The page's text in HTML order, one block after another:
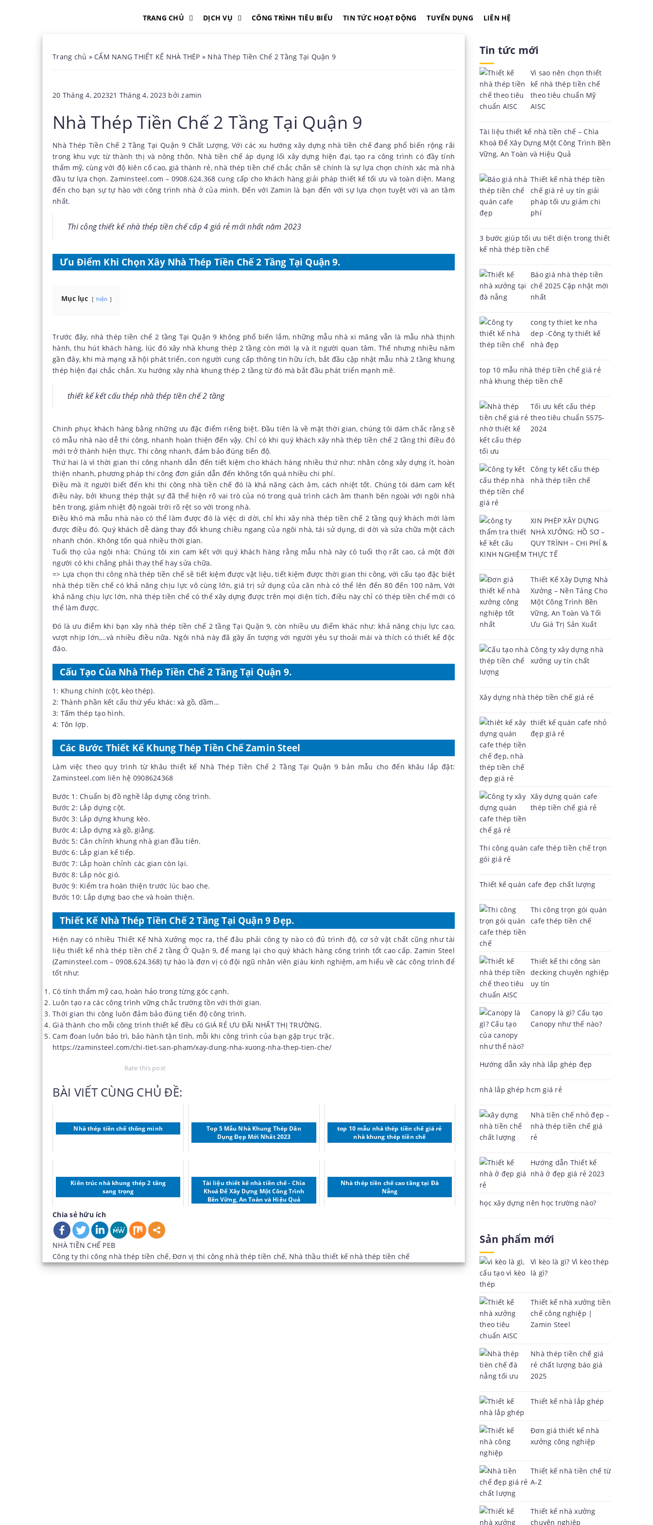
TRANG CHỦ DỊCH VỤ CÔNG TRÌNH TIÊU BIỂU TIN TỨC HOẠT ĐỘNG TUYỂN DỤNG LIÊN HỆ
Trang chủ » CẨM NANG THIẾT KẾ NHÀ THÉP » Nhà Thép Tiền Chế 2 Tầng Tại Quận 9
Đăng
20 Tháng 4, 202321 Tháng 4, 2023 bởizamin
Nhà Thép Tiền Chế 2 Tầng Tại Quận 9
Nhà Thép Tiền Chế 2 Tầng Tại Quận 9 Chất Lượng, Với các xu hướng xây dựng nhà tiền chế đang phổ biến rộng rãi
trong khu vực từ thành thị và nông thôn. Nhà tiền chế áp dụng lối xây dựng hiện đại, tạo ra công trình có đầy tính
thẩm mỹ, cùng với độ kiên cố cao, giá thành rẻ, nhà thép tiền chế chắc chắn sẽ chính là sự lựa chọn chính xác mà nhà
đầu tư lựa chọn. Zaminsteel.com – 0908.624.368 cung cấp cho khách hàng giải pháp thiết kế tối ưu và toàn diện. Mang
đến cho bạn sự tự hào với công trình nhà ở của mình. Đến với Zamin là bạn đến với sự lựa chọn tuyệt vời và an tâm
nhất.
Thi công thiết kế nhà thép tiền chế cấp 4 giá rẻ mới nhất năm 2023
Ưu Điểm Khi Chọn Xây Nhà Thép Tiền Chế 2 Tầng Tại Quận 9.
Mục lục hiện
Trước đây, nhà thép tiền chế 2 tầng Tại Quận 9 không phổ biến lắm, những mẫu nhà xi măng vẫn là mẫu nhà thịnh
hành, thu hút khách hàng, lúc đó xây nhà khung thép 2 tầng còn mới lạ và ít người quan tâm. Thế nhưng nhiều năm
gần đây, khi mà mạng xã hội phát triển, con người cung cấp thông tin hữu ích, bắt đầu cập nhật mẫu nhà 2 tầng khung
thép hiện đại chắc chắn. Xu hướng xây nhà khung thép 2 tầng từ đó mà bắt đầu phát triển mạnh mẽ.
thiết kế kết cấu thép nhà thép tiền chế 2 tầng
Chinh phục khách hàng bằng những ưu đặc điểm riêng biệt. Đầu tiên là về mặt thời gian, chúng tôi dám chắc rằng sẽ
có mẫu nhà nào dễ thi công, nhanh hoàn thiện đến vậy. Chỉ có khi quý khách xây nhà thép tiền chế 2 tầng thì điều đó
mới trở thành hiện thực. Thi công nhanh, đảm bảo đúng tiến độ.
Thứ hai là vì thời gian thi công nhanh dẫn đến tiết kiệm cho khách hàng nhiều thứ như: nhân công xây dựng ít, hoàn
thiện nhanh, phương pháp thi công đơn giản dẫn đến không tốn quá nhiều chi phí.
Điều mà ít người biết đến khi thi công nhà tiền chế đó là khả năng cách âm, cách nhiệt tốt. Chúng tôi dám cam kết
điều này, bởi khung thép thật sự đã thể hiện rõ vai trò của nó trong quá trình cách âm thanh bên ngoài với ngôi nhà
bên trong, giảm nhiệt độ ngoài trời rõ rệt so với trong nhà.
Điều khó mà mẫu nhà nào có thể làm được đó là việc di dời, chỉ khi xây nhà thép tiền chế 2 tầng quý khách mới làm
được điều đó. Quý khách dễ dàng thay đổi khung chiều ngang của ngôi nhà, tái sử dụng, di dời và sửa chữa một cách
nhanh chón. Không tốn quá nhiều thời gian.
Tuổi thọ của ngôi nhà: Chúng tôi xin cam kết với quý khách hàng rằng mẫu nhà này có tuổi thọ rất cao, cả một đời
người có khi chẳng phải thay thế hay sửa chữa.
=> Lựa chọn thi công nhà thép tiền chế sẽ tiết kiệm được vật liệu, tiết kiệm được thời gian thi công, với cấu tạo đặc biệt
nhà thép tiền chế có khả năng chịu lực vô cùng lớn, giá trị sử dụng của căn nhà có thể lên đến 80 đến 100 năm, Với
khả năng chịu lực lớn, nhà thép tiền chế có thể xây dựng được trên mọi diện tích, điều này chỉ có thép tiền chế mới có
thể làm được.
Đó là ưu điểm khi bạn xây nhà thép tiền chế 2 tầng Tại Quận 9, còn nhiều ưu điểm khác như: khả năng chịu lực cao,
vượt nhịp lớn,…và nhiều điều nữa. Ngôi nhà này đã gây ấn tượng với người yêu sự thoải mái và thích có thiết kế độc
đáo.
Cấu Tạo Của Nhà Thép Tiền Chế 2 Tầng Tại Quận 9.
1: Khung chính (cột, kèo thép).
2: Thành phần kết cấu thứ yếu khác: xà gồ, dầm…
3: Tấm thép tạo hình.
4: Tôn lợp.
Các Bước Thiết Kế Khung Thép Tiền Chế Zamin Steel
Làm việc theo quy trình từ khâu thiết kế Nhà Thép Tiền Chế 2 Tầng Tại Quận 9 bản mẫu cho đến khâu lắp đặt:
Zaminsteel.com liên hệ 0908624368
Bước 1: Chuẩn bị đồ nghề lắp dựng công trình.
Bước 2: Lắp dựng cột.
Bước 3: Lắp dựng khung kèo.
Bước 4: Lắp dựng xà gồ, giằng.
Bước 5: Cân chỉnh khung nhà gian đầu tiên.
Bước 6: Lắp gian kế tiếp.
Bước 7: Lắp hoàn chỉnh các gian còn lại.
Bước 8: Lắp nóc gió.
Bước 9: Kiểm tra hoàn thiện trước lúc bao che.
Bước 10: Lắp dựng bao che và hoàn thiện.
Thiết Kế Nhà Thép Tiền Chế 2 Tầng Tại Quận 9 Đẹp.
Hiện nay có nhiều Thiết Kế Nhà Xưởng mọc ra, thế đâu phải công ty nào có đủ trình độ, cơ sở vật chất cũng như tài
liệu thiết kế nhà thép tiền chế 2 tầng Ở Quận 9, để mang lại cho quý khách hàng công trình tốt cao cấp. Zamin Steel
(Zaminsteel.com – 0908.624.368) tự hào là đơn vị có đội ngũ nhân viên giàu kinh nghiệm, am hiểu về các công trình để
tốt như:
Có tính thẩm mỹ cao, hoàn hảo trong từng góc cạnh.
Luôn tạo ra các công trình vững chắc trường tồn với thời gian.
Thời gian thi công luôn đảm bảo đúng tiến độ công trình.
Giá thành cho mỗi công trình thiết kế đều có GIÁ RẺ ƯU ĐÃI NHẤT THỊ TRƯỜNG.
Cam đoan luôn bảo trì, bảo hành tận tình, mỗi khi công trình của bạn gặp trục trặc.
https://zaminsteel.com/chi-tiet-san-pham/xay-dung-nha-xuong-nha-thep-tien-che/
Rate this post
BÀI VIẾT CÙNG CHỦ ĐỀ:
Nhà thép tiền chế thông minh
Top 5 Mẫu Nhà Khung Thép Dân
Dụng Đẹp Mới Nhất 2023
top 10 mẫu nhà thép tiền chế giá rẻ
nhà khung thép tiền chế
Kiến trúc nhà khung thép 2 tầng
sang trọng
Tài liệu thiết kế nhà tiền chế - Chìa
Khoá Để Xây Dựng Một Công Trình
Bền Vững, An Toàn và Hiệu Quả
Nhà thép tiền chế cao tầng tại Đà
Nẵng
Chia sẻ hữu ích
Danh
mục:
NHÀ TIỀN CHẾ PEB
Tag:
Công ty thi công nhà thép tiền chế, Đơn vị thi công nhà thép tiền chế, Nhà thầu thiết kế nhà thép tiền chế
Tin tức mới
Vì sao nên chọn thiết
kế nhà thép tiền chế
theo tiêu chuẩn Mỹ
AISC
Tài liệu thiết kế nhà tiền chế – Chìa
Khoá Để Xây Dựng Một Công Trình Bền
Vững, An Toàn và Hiệu Quả
Thiết kế nhà thép tiền
chế giá rẻ uy tín giải
pháp tối ưu giảm chi
phí
3 bước giúp tối ưu tiết diện trong thiết
kế nhà thép tiền chế
Báo giá nhà thép tiền
chế 2025 Cập nhật mới
nhất
cong ty thiet ke nha
dep -Công ty thiết kế
nhà đẹp
top 10 mẫu nhà thép tiền chế giá rẻ
nhà khung thép tiền chế
Tối ưu kết cấu thép
theo tiêu chuẩn 5575-
2024
Công ty kết cấu thép
nhà thép tiền chế
XIN PHÉP XÂY DỰNG
NHÀ XƯỞNG: HỒ SƠ –
QUY TRÌNH – CHI PHÍ &
KINH NGHIỆM THỰC TẾ
Thiết Kế Xây Dựng Nhà
Xưởng – Nền Tảng Cho
Một Công Trình Bền
Vững, An Toàn Và Tối
Ưu Giá Trị Sản Xuất
Công ty xây dựng nhà
xưởng uy tín chất
lượng
Xây dựng nhà thép tiền chế giá rẻ
thiết kế quán cafe nhỏ
đẹp giá rẻ
Xây dựng quán cafe
thép tiền chế giá rẻ
Thi công quán cafe thép tiền chế trọn
gói giá rẻ
Thiết kế quán cafe đẹp chất lượng
Thi công trọn gói quán
cafe thép tiền chế
Thiết kế thi công sàn
decking chuyên nghiệp
uy tín
Canopy là gì? Cấu tạo
Canopy như thế nào?
Hướng dẫn xây nhà lắp ghép đẹp
nhà lắp ghép hcm giá rẻ
Nhà tiền chế nhỏ đẹp –
nhà thép tiền chế giá
rẻ
Hướng dẫn Thiết kế
nhà ở đẹp giá rẻ 2023
học xây dựng nên học trường nào?
Sản phẩm mới
Vì kèo là gì? Vì kèo thép
là gì?
Thiết kế nhà xưởng tiền
chế công nghiệp |
Zamin Steel
Nhà thép tiền chế giá
rẻ chất lượng báo giá
2025
Thiết kế nhà lắp ghép
Đơn giá thiết kế nhà
xưởng công nghiệp
Thiết kế nhà tiền chế từ
A-Z
Thiết kế nhà xưởng
chuyên nghiệp